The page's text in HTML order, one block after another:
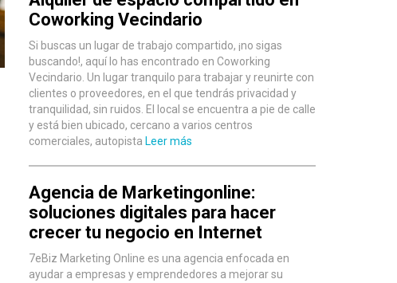
Coworking Vecindario
Si buscas un lugar de trabajo compartido, ¡no sigas
buscando!, aquí lo has encontrado en Coworking
Vecindario. Un lugar tranquilo para trabajar y reunirte con
clientes o proveedores, en el que tendrás privacidad y
tranquilidad, sin ruidos. El local se encuentra a pie de calle
y está bien ubicado, cercano a varios centros
comerciales, autopista Leer más
Agencia de Marketingonline:
soluciones digitales para hacer
crecer tu negocio en Internet
7eBiz Marketing Online es una agencia enfocada en
ayudar a empresas y emprendedores a mejorar su